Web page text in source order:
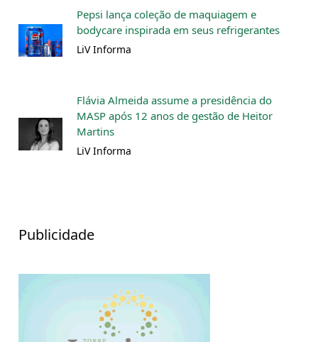
Pepsi lança coleção de maquiagem e
bodycare inspirada em seus refrigerantes
LiV Informa
Flávia Almeida assume a presidência do
MASP após 12 anos de gestão de Heitor
Martins
LiV Informa
Publicidade